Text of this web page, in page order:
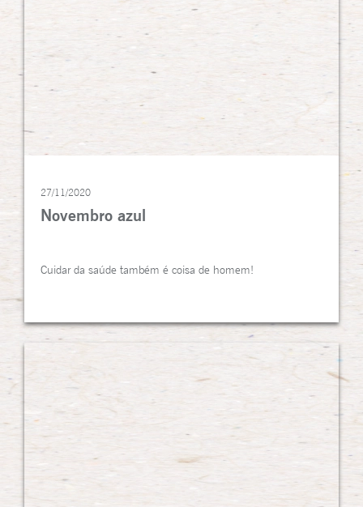
27/11/2020
Novembro azul
Cuidar da saúde também é coisa de homem!